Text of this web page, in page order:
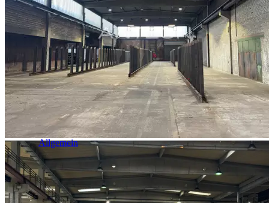
Industrie & Logistik
Allgemein